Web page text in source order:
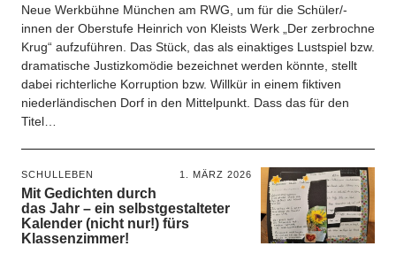
Neue Werkbühne München am RWG, um für die Schüler/-
innen der Oberstufe Heinrich von Kleists Werk „Der zerbrochne
Krug“ aufzuführen. Das Stück, das als einaktiges Lustspiel bzw.
dramatische Justizkomödie bezeichnet werden könnte, stellt
dabei richterliche Korruption bzw. Willkür in einem fiktiven
niederländischen Dorf in den Mittelpunkt. Dass das für den
Titel…
SCHULLEBEN 1. MÄRZ 2026
Mit Gedichten durch
das Jahr – ein selbstgestalteter
Kalender (nicht nur!) fürs
Klassenzimmer!